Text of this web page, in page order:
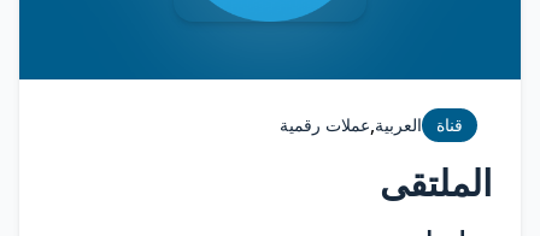
قناة العربية,عملات رقمية
الملتقى